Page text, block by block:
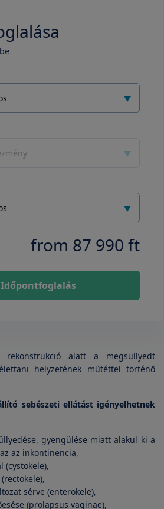
from 87 990 ft
Időpontfoglalás
rekonstrukció alatt a megsüllyedt
helyzetének műtéttel történő
sebészeti ellátást igényelhetnek
gyengülése miatt alakul ki a
az inkontinencia,
(cystokele),
sérve (enterokele),
(prolapsus vaginae),